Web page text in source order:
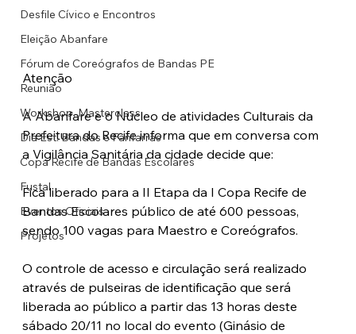
Desfile Cívico e Encontros
Eleição Abanfare
Fórum de Coreógrafos de Bandas PE
Reunião
Workshop, Masterclass
Dia Est. Bandas e Fanfarras
Copa Recife de Bandas Escolares
Fustal
Eventos Oficiais
Projetos
Atenção
A Abanfare e o Núcleo de atividades Culturais da
Prefeitura do Recife informa que em conversa com
a Vigilância Sanitária da cidade decide que:
Fica liberado para a II Etapa da I Copa Recife de
Bandas Escolares público de até 600 pessoas,
sendo 100 vagas para Maestro e Coreógrafos.
O controle de acesso e circulação será realizado
através de pulseiras de identificação que será
liberada ao público a partir das 13 horas deste
sábado 20/11 no local do evento (Ginásio de